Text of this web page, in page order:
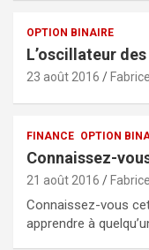
OPTION BINAIRE
L’oscillateur
23 août 2016 Fabrice
FINANCE OPTION
Connaissez-
21 août 2016 Fabrice
Connaissez-vous
apprendre à